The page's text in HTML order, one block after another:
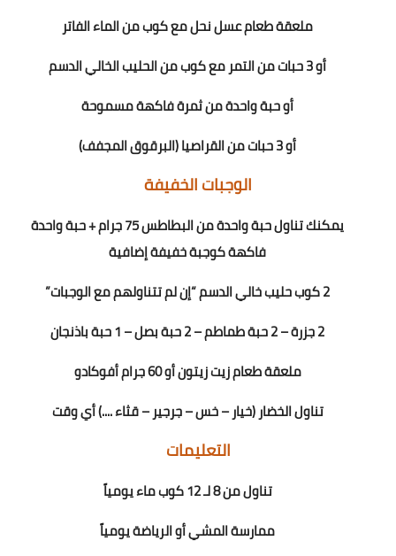
ملعقة طعام عسل نحل مع كوب من الماء الفاتر
أو 3 حبات من التمر مع كوب من الحليب الخالي الدسم
أو حبة واحدة من ثمرة فاكهة مسموحة
أو 3 حبات من القراصيا (البرقوق المجفف)
الوجبات الخفيفة
يمكنك تناول حبة واحدة من البطاطس 75 جرام + حبة واحدة
فاكهة كوجبة خفيفة إضافية
2كوب حليب خالي الدسم “إن لم تتناولهم مع الوجبات”
2 جزرة – 2 حبة طماطم – 2 حبة بصل – 1 حبة باذنجان
ملعقة طعام زيت زيتون أو 60 جرام أفوكادو
تناول الخضار (خيار – خس – جرجير – قثاء ....) أي وقت
التعليمات
تناول من 8 لـ 12 كوب ماء يومياً
ممارسة المشي أو الرياضة يومياً